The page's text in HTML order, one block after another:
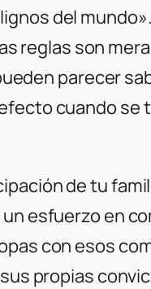
del
reglas son
parecer
cuando se
de tu
esfuerzo en
con esos
propias